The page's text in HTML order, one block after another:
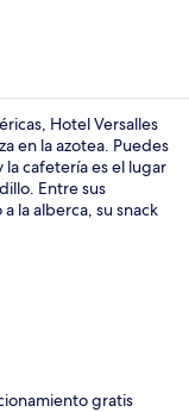
Hotel Versalles
en la azotea. Puedes
cafetería es el lugar
Entre sus
la alberca, su snack
gratis